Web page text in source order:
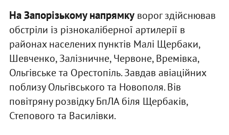
На Запорізькому напрямкуворог здійснював
обстріли із різнокаліберної артилерії в
районах населених пунктів Малі Щербаки,
Шевченко, Залізничне, Червоне, Времівка,
Ольгівське та Орестопіль. Завдав авіаційних
поблизу Ольгівського та Новополя. Вів
повітряну розвідку БпЛА біля Щербаків,
Степового та Василівки.